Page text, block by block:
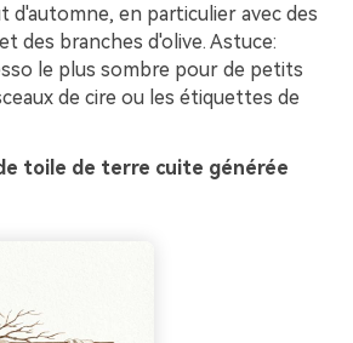
d'automne, en particulier avec des
des branches d'olive. Astuce:
le plus sombre pour de petits
de cire ou les étiquettes de
toile de terre cuite générée